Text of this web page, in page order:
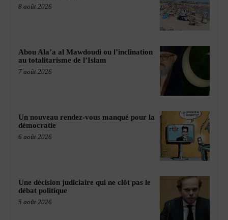
8 août 2026
Abou Ala’a al Mawdoudi ou l’inclination
au totalitarisme de l’Islam
7 août 2026
Un nouveau rendez-vous manqué pour la
démocratie
6 août 2026
Une décision judiciaire qui ne clôt pas le
débat politique
5 août 2026